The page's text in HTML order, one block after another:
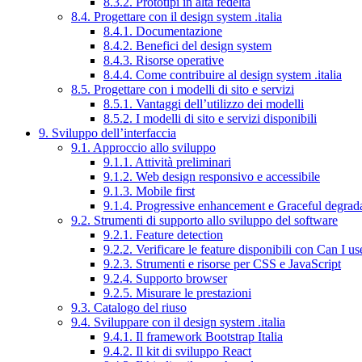
8.4. Progettare con il design system .italia
8.4.1. Documentazione
8.4.2. Benefici del design system
8.4.3. Risorse operative
8.4.4. Come contribuire al design system .italia
8.5. Progettare con i modelli di sito e servizi
8.5.1. Vantaggi dell’utilizzo dei modelli
8.5.2. I modelli di sito e servizi disponibili
9. Sviluppo dell’interfaccia
9.1. Approccio allo sviluppo
9.1.1. Attività preliminari
9.1.2. Web design responsivo e accessibile
9.1.3. Mobile first
9.1.4. Progressive enhancement e Graceful
9.2. Strumenti di supporto allo sviluppo del software
9.2.1. Feature detection
9.2.2. Verificare le feature disponibili con Can I
9.2.3. Strumenti e risorse per CSS e JavaScript
9.2.4. Supporto browser
9.2.5. Misurare le prestazioni
9.3. Catalogo del riuso
9.4. Sviluppare con il design system .italia
9.4.1. Il framework Bootstrap Italia
9.4.2. Il kit di sviluppo React